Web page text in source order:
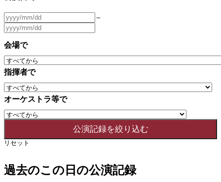
～
会場で
指揮者で
オーケストラ等で
リセット
過去のこの日の公演記録